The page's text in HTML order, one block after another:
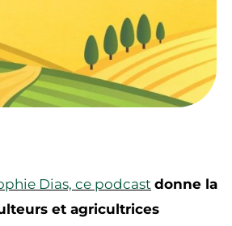
Dias, ce podcast donne la
et agricultrices